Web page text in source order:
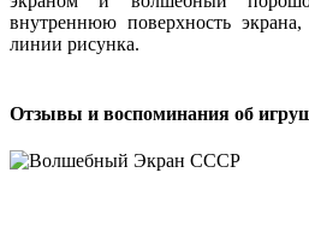
внутреннюю поверхность
линии рисунка.
Отзывы и воспоминания об